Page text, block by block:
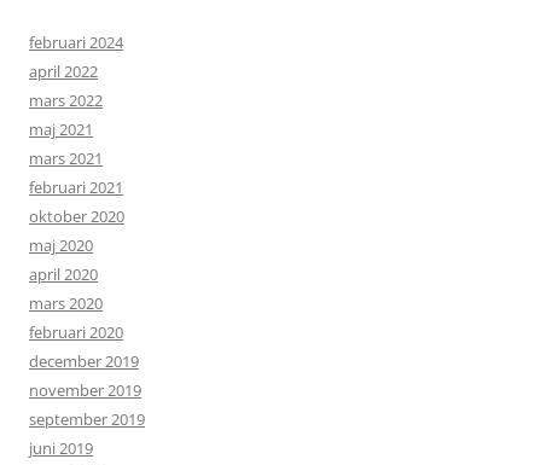
februari 2024
april 2022
mars 2022
maj 2021
mars 2021
februari 2021
oktober 2020
maj 2020
april 2020
mars 2020
februari 2020
december 2019
november 2019
september 2019
juni 2019